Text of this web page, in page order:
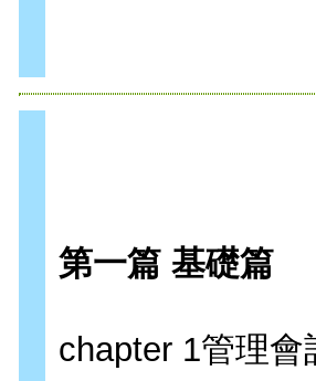
第一篇 基礎篇
chapter 1管理